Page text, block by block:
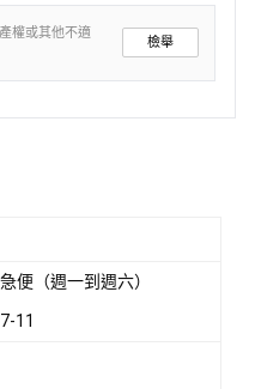
權或其他不適
檢舉
便（週一到週六）
11